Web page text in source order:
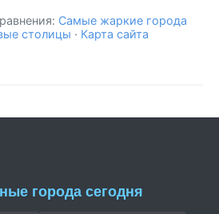
Самые жаркие города
столицы · Карта сайта
города сегодня